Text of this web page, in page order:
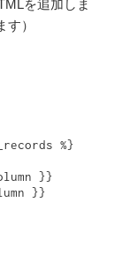
を追加しま
）